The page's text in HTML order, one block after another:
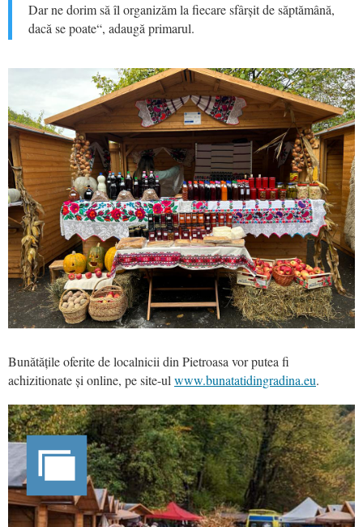
Dar ne dorim să îl organizăm la fiecare sfârșit de săptămână,
dacă se poate“, adaugă primarul.
Bunătățile oferite de localnicii din Pietroasa vor putea fi
achizitionate și online, pe site-ul www.bunatatidingradina.eu.